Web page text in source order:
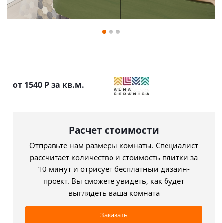
от 1540 Рза кв.м.
Расчет стоимости
Отправьте нам размеры комнаты. Специалист
рассчитает количество и стоимость плитки за
10 минут и отрисует бесплатный дизайн-
проект. Вы сможете увидеть, как будет
выглядеть ваша комната
Заказать